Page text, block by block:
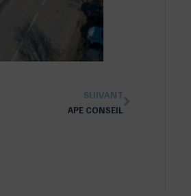
SUIVANT
APE CONSEIL